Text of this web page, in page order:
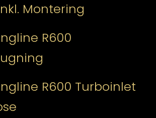
Montering
R600
R600 Turboinlet